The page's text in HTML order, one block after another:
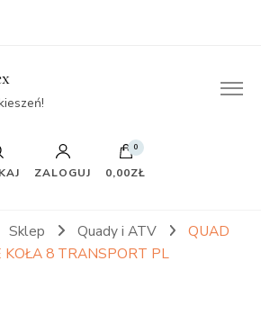
ZALOGUJ
0
0,00ZŁ
Sklep Quady i ATV
QUAD
KOŁA 8 TRANSPORT PL